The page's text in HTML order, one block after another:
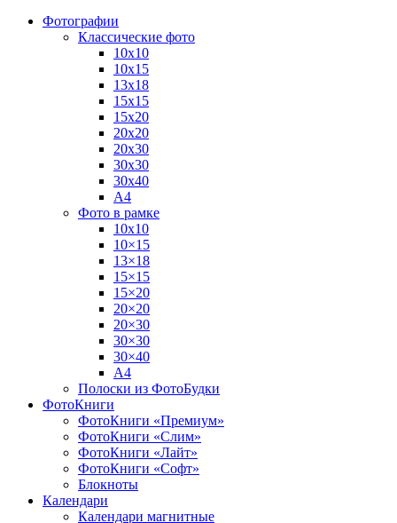
Фотографии
Классические фото
10х10
10х15
13х18
15х15
15х20
20х20
20х30
30х30
30х40
А4
Фото в рамке
10х10
10×15
13×18
15×15
15×20
20×20
20×30
30×30
30×40
A4
Полоски из ФотоБудки
ФотоКниги
ФотоКниги «Премиум»
ФотоКниги «Слим»
ФотоКниги «Лайт»
ФотоКниги «Софт»
Блокноты
Календари
Календари магнитные